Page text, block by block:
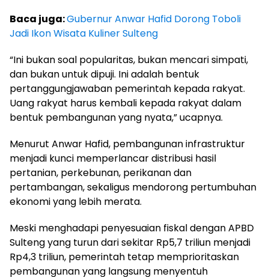
Baca juga:Gubernur Anwar Hafid Dorong Toboli
Jadi Ikon Wisata Kuliner Sulteng
“Ini bukan soal popularitas, bukan mencari simpati,
dan bukan untuk dipuji. Ini adalah bentuk
pertanggungjawaban pemerintah kepada rakyat.
Uang rakyat harus kembali kepada rakyat dalam
bentuk pembangunan yang nyata,” ucapnya.
Menurut Anwar Hafid, pembangunan infrastruktur
menjadi kunci memperlancar distribusi hasil
pertanian, perkebunan, perikanan dan
pertambangan, sekaligus mendorong pertumbuhan
ekonomi yang lebih merata.
Meski menghadapi penyesuaian fiskal dengan APBD
Sulteng yang turun dari sekitar Rp5,7 triliun menjadi
Rp4,3 triliun, pemerintah tetap memprioritaskan
pembangunan yang langsung menyentuh